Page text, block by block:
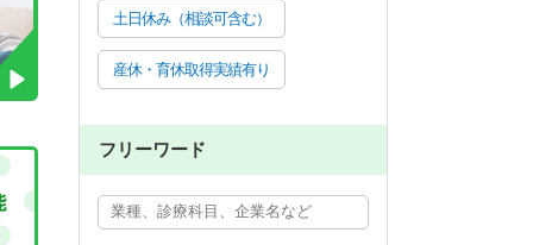
土日休み（相談可含む）
産休・育休取得実績有り
フリーワード